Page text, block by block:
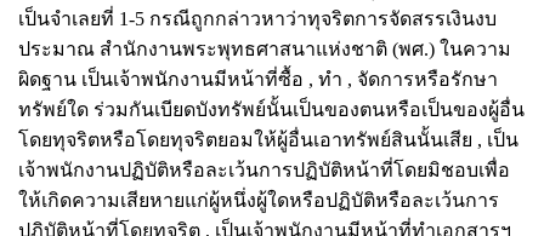
เป็นจำเลยที่ 1-5 กรณีถูกกล่าวหาว่าทุจริตการจัดสรรเงินงบ
ประมาณ สำนักงานพระพุทธศาสนาแห่งชาติ (พศ.) ในความ
ผิดฐาน เป็นเจ้าพนักงานมีหน้าที่ซื้อ , ทำ , จัดการหรือรักษา
ทรัพย์ใด ร่วมกันเบียดบังทรัพย์นั้นเป็นของตนหรือเป็นของผู้อื่น
โดยทุจริตหรือโดยทุจริตยอมให้ผู้อื่นเอาทรัพย์สินนั้นเสีย , เป็น
เจ้าพนักงานปฏิบัติหรือละเว้นการปฏิบัติหน้าที่โดยมิชอบเพื่อ
ให้เกิดความเสียหายแก่ผู้หนึ่งผู้ใดหรือปฏิบัติหรือละเว้นการ
ปฏิบัติหน้าที่โดยทุจริต , เป็นเจ้าพนักงานมีหน้าที่ทำเอกสารฯ